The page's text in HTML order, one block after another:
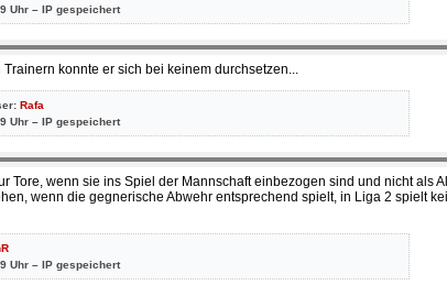
Uhr – IP gespeichert
konnte er sich bei keinem durchsetzen...
Rafa
Uhr – IP gespeichert
Tore, wenn sie ins Spiel der Mannschaft einbezogen sind und nicht als
wenn die gegnerische Abwehr entsprechend spielt, in Liga 2 spielt
Uhr – IP gespeichert